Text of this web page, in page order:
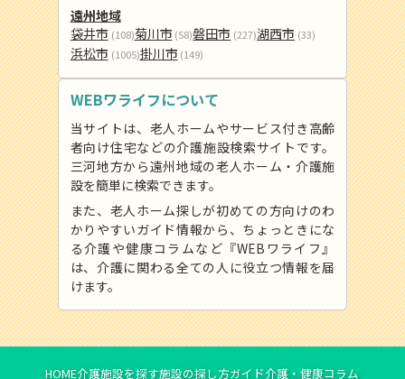
遠州地域
袋井市 (108)菊川市 (58)磐田市 (227)湖西市 (33)
浜松市 (1005)掛川市 (149)
WEBワライフについて
当サイトは、老人ホームやサービス付き高齢
者向け住宅などの介護施設検索サイトです。
三河地方から遠州地域の老人ホーム・介護施
設を簡単に検索できます。
また、老人ホーム探しが初めての方向けのわ
かりやすいガイド情報から、ちょっときにな
る介護や健康コラムなど『WEBワライフ』
は、介護に関わる全ての人に役立つ情報を届
けます。
HOME介護施設を探す施設の探し方ガイド介護・健康コラム